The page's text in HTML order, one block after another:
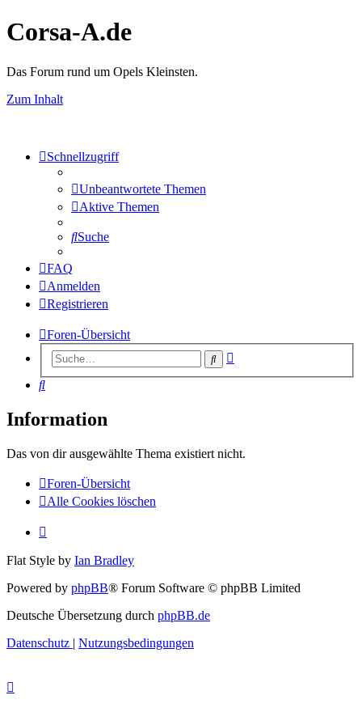
Corsa-A.de
Das Forum rund um Opels Kleinsten.
Zum Inhalt
Schnellzugriff
Unbeantwortete Themen
Aktive Themen
Suche
FAQ
Anmelden
Registrieren
Foren-Übersicht
Suche
Suche
Information
Das von dir ausgewählte Thema existiert nicht.
Foren-Übersicht
Alle Cookies löschen
Flat Style by Ian Bradley
Powered by phpBB® Forum Software © phpBB Limited
Deutsche Übersetzung durch phpBB.de
Datenschutz | Nutzungsbedingungen